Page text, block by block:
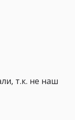
т.к. не наш